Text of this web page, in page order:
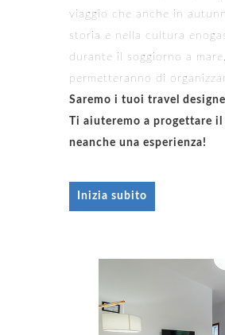
viaggio che anche in
storia e nella cultura
durante il soggiorno a
permetteranno di
Saremo i tuoi travel
Ti aiuteremo a progettare
neanche una esperienza!
Inizia subito